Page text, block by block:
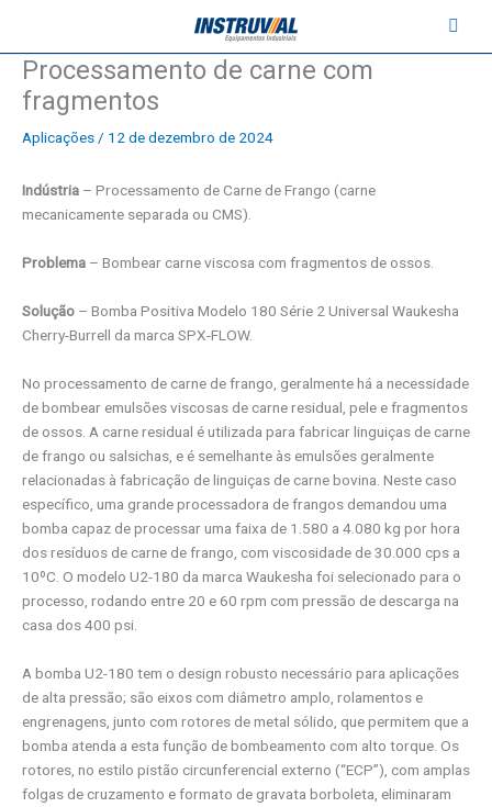
o
conteúdo
contato@instruval.net | +55 (11) 94530-6816
Processamento de carne com
fragmentos
Aplicações / 12 de dezembro de 2024
Indústria – Processamento de Carne de Frango (carne
mecanicamente separada ou CMS).
Problema – Bombear carne viscosa com fragmentos de ossos.
Solução – Bomba Positiva Modelo 180 Série 2 Universal Waukesha
Cherry-Burrell da marca SPX-FLOW.
No processamento de carne de frango, geralmente há a necessidade
de bombear emulsões viscosas de carne residual, pele e fragmentos
de ossos. A carne residual é utilizada para fabricar linguiças de carne
de frango ou salsichas, e é semelhante às emulsões geralmente
relacionadas à fabricação de linguiças de carne bovina. Neste caso
específico, uma grande processadora de frangos demandou uma
bomba capaz de processar uma faixa de 1.580 a 4.080 kg por hora
dos resíduos de carne de frango, com viscosidade de 30.000 cps a
10ºC. O modelo U2-180 da marca Waukesha foi selecionado para o
processo, rodando entre 20 e 60 rpm com pressão de descarga na
casa dos 400 psi.
A bomba U2-180 tem o design robusto necessário para aplicações
de alta pressão; são eixos com diâmetro amplo, rolamentos e
engrenagens, junto com rotores de metal sólido, que permitem que a
bomba atenda a esta função de bombeamento com alto torque. Os
rotores, no estilo pistão circunferencial externo (“ECP”), com amplas
folgas de cruzamento e formato de gravata borboleta, eliminaram